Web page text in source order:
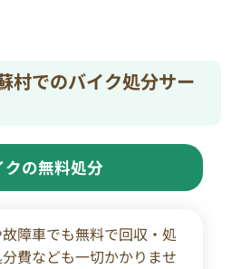
村でのバイク処分サー
クの無料処分
障車でも無料で回収・処
費なども一切かかりませ